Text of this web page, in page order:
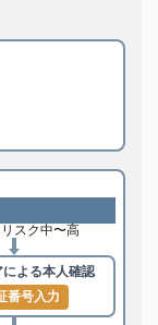
スク中〜高
による本人確認
番号入力